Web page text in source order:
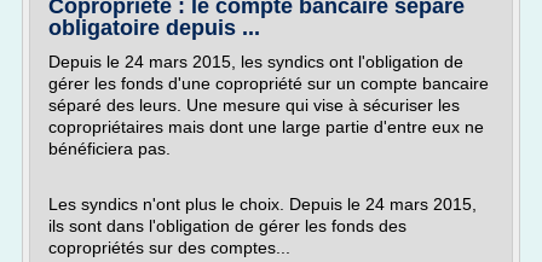
Copropriété : le compte bancaire séparé
obligatoire depuis ...
Depuis le 24 mars 2015, les syndics ont l'obligation de
gérer les fonds d'une copropriété sur un compte bancaire
séparé des leurs. Une mesure qui vise à sécuriser les
copropriétaires mais dont une large partie d'entre eux ne
bénéficiera pas.
Les syndics n'ont plus le choix. Depuis le 24 mars 2015,
ils sont dans l'obligation de gérer les fonds des
copropriétés sur des comptes...